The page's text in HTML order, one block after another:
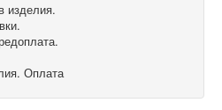
изделия.
Оплата